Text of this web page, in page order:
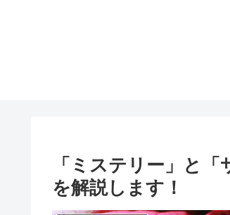
「ミステリー」と
を解説します！